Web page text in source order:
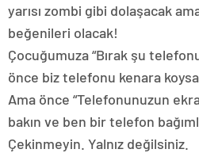
yarısı zombi gibi dolaşacak
beğenileri olacak!
Çocuğumuza “Bırak şu
önce biz telefonu kenara
Ama önce “Telefonunuzun
bakın ve ben bir telefon
Çekinmeyin. Yalnız değilsiniz.